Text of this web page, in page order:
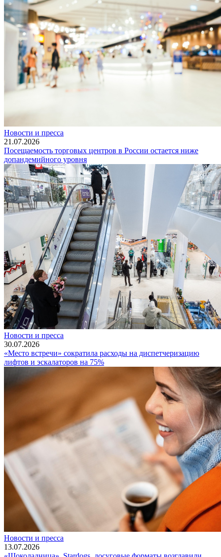
Новости и пресса
21.07.2026
Посещаемость торговых центров в России остается ниже
допандемийного уровня
Новости и пресса
30.07.2026
«Место встречи» сократила расходы на диспетчеризацию
лифтов и эскалаторов на 75%
Новости и пресса
13.07.2026